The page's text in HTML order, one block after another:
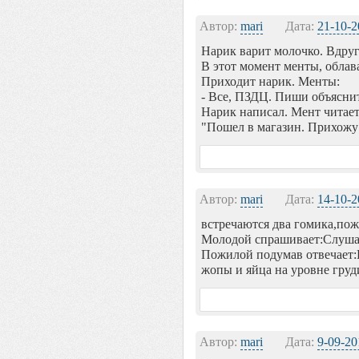
Автор: mari Дата: 21-10-
Нарик варит молочко.
В этот момент менты,
Приходит нарик. Менты:
- Все, ПЗДЦ. Пиши
Нарик написал. Мент
"Пошел в магазин.
Автор: mari Дата: 14-10-
встречаются два
Молодой
Пожилой подумав
жопы и яйца на уровне
Автор: mari Дата: 9-09-